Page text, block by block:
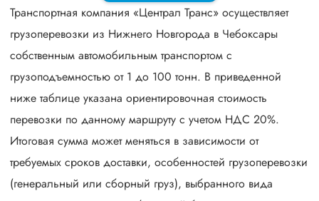
Транспортная компания «Централ Транс» осуществляет
грузоперевозки из Нижнего Новгорода в Чебоксары
собственным автомобильным транспортом с
грузоподъемностью от 1 до 100 тонн. В приведенной
ниже таблице указана ориентировочная стоимость
перевозки по данному маршруту с учетом НДС 20%.
Итоговая сумма может меняться в зависимости от
требуемых сроков доставки, особенностей грузоперевозки
(генеральный или сборный груз), выбранного вида